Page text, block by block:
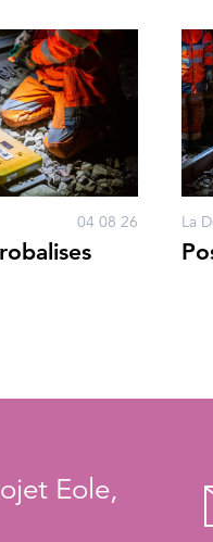
04 08 26 La
Eole,